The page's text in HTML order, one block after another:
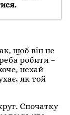
щоб він не
робити –
нехай
як той
Спочатку